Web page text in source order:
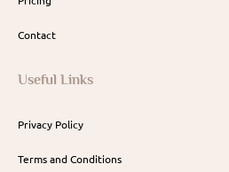
Contact
Useful Links
Privacy Policy
Terms and Conditions